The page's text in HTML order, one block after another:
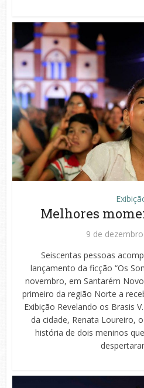
Melhores
9 de
Seiscentas pessoas
lançamento da ficção “Os
novembro, em Santarém
primeiro da região Norte a
Exibição Revelando os Brasis
da cidade, Renata Loureiro,
história de dois meninos